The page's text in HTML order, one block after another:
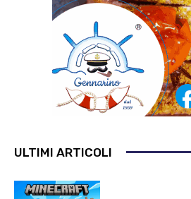
ULTIMI ARTICOLI